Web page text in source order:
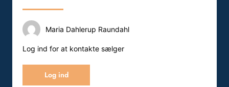
Maria Dahlerup Raundahl
Log ind for at kontakte sælger
Log ind